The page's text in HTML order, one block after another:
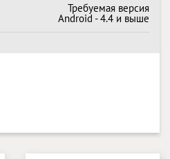
Требуемая версия
Android - 4.4 и выше